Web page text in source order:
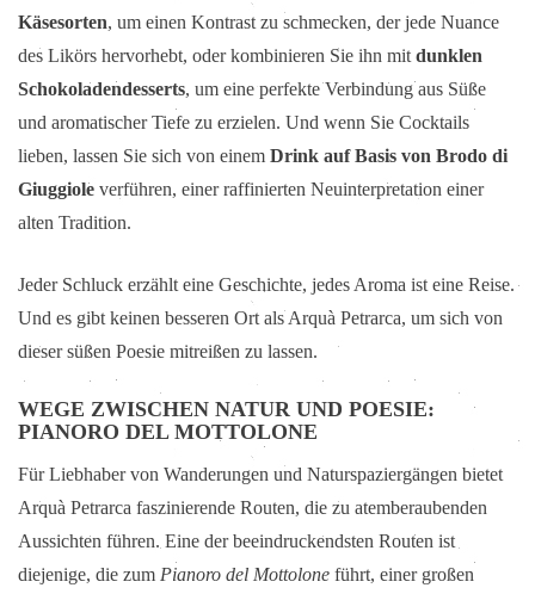
Käsesorten, um einen Kontrast zu schmecken, der jede Nuance
des Likörs hervorhebt, oder kombinieren Sie ihn mit dunklen
Schokoladendesserts, um eine perfekte Verbindung aus Süße
und aromatischer Tiefe zu erzielen. Und wenn Sie Cocktails
lieben, lassen Sie sich von einem Drink auf Basis von Brodo di
Giuggiole verführen, einer raffinierten Neuinterpretation einer
alten Tradition.
Jeder Schluck erzählt eine Geschichte, jedes Aroma ist eine Reise.
Und es gibt keinen besseren Ort als Arquà Petrarca, um sich von
dieser süßen Poesie mitreißen zu lassen.
WEGE ZWISCHEN NATUR UND POESIE:
PIANORO DEL MOTTOLONE
Für Liebhaber von Wanderungen und Naturspaziergängen bietet
Arquà Petrarca faszinierende Routen, die zu atemberaubenden
Aussichten führen. Eine der beeindruckendsten Routen ist
diejenige, die zum Pianoro del Mottolone führt, einer großen